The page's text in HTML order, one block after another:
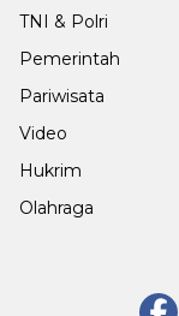
TNI & Polri
Pemerintah
Pariwisata
Video
Hukrim
Olahraga